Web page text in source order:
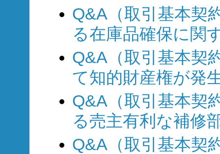
Q&A（取引基本契
る在庫品確保に関
Q&A（取引基本契
て知的財産権が発
Q&A（取引基本契
る売主有利な補修
Q&A（取引基本契